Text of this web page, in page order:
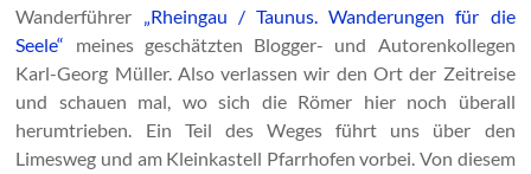
Wanderführer „Rheingau / Taunus. Wanderungen für die
Seele“ meines geschätzten Blogger- und Autorenkollegen
Karl-Georg Müller. Also verlassen wir den Ort der Zeitreise
und schauen mal, wo sich die Römer hier noch überall
herumtrieben. Ein Teil des Weges führt uns über den
Limesweg und am Kleinkastell Pfarrhofen vorbei. Von diesem